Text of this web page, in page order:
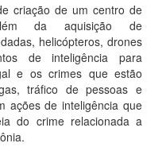
criação de um centro de
da aquisição de
helicópteros, drones
de inteligência para
e os crimes que estão
tráfico de pessoas e
ações de inteligência que
do crime relacionada a